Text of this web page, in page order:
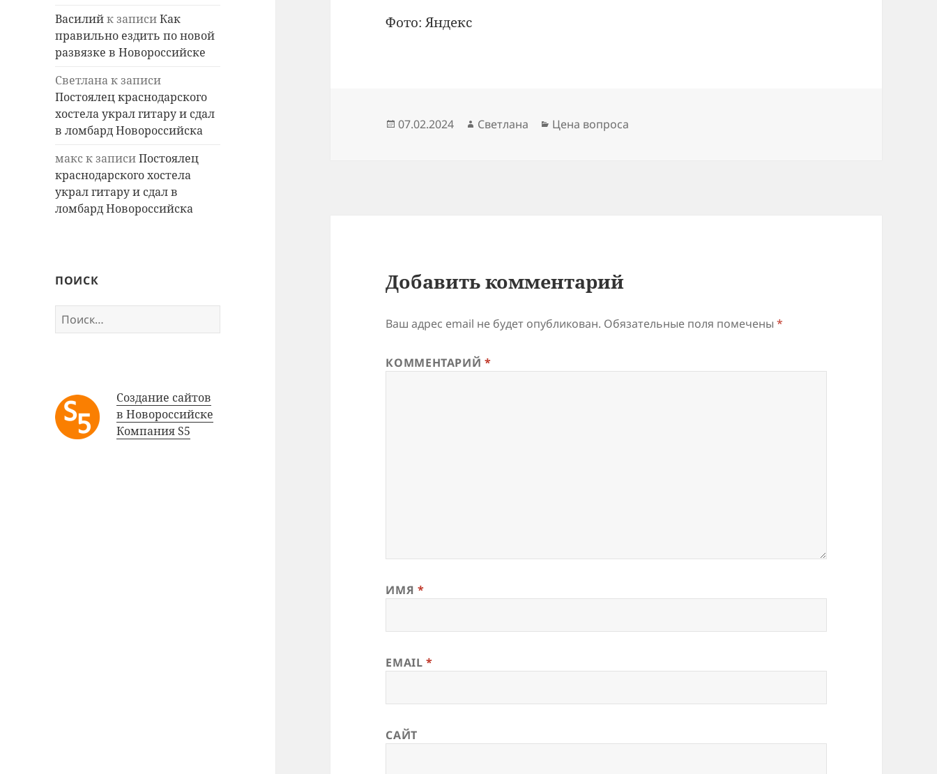
Василийк записиКак
правильно ездить по новой
развязке в Новороссийске
Светланак записи
Постоялец краснодарского
хостела украл гитару и сдал
в ломбард Новороссийска
макск записиПостоялец
краснодарского хостела
украл гитару и сдал в
ломбард Новороссийска
ПОИСК
Найти:
Создание сайтов
в Новороссийске
Компания S5
Фото: Яндекс
Опубликовано
07.02.2024 Автор
Светлана Рубрики
Цена вопроса
Добавить комментарий
Ваш адрес email не будет опубликован. Обязательные поля помечены*
КОММЕНТАРИЙ*
ИМЯ *
EMAIL*
САЙТ